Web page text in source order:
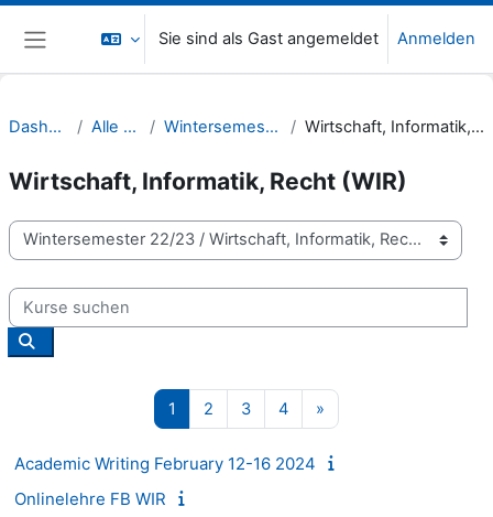
Zum Hauptinhalt
Website-Übersicht
Sie sind als Gast angemeldet Anmelden
Dashboard Alle Kurse Wintersemester 22/23 Wirtschaft, Informatik, Recht (WIR)
Wirtschaft, Informatik, Recht (WIR)
Kursbereiche
Kurse suchen
Kurse suchen
1 Seite 1
2 Seite 2
3Seite 3
4Seite 4
»
Academic Writing February 12-16 2024
Onlinelehre FB WIR